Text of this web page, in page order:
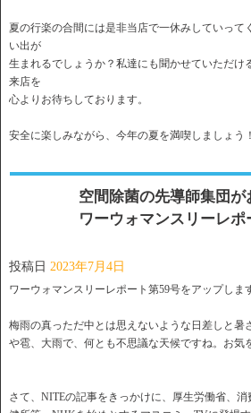
夏の行楽の合間には是非当店で一休みしていって
い出が
生まれるでしょうか？私達にも聞かせていただけ
来店を
心よりお待ちしております。
安全に楽しみながら、今年の夏を満喫しましょう！
空間除菌の先導師集団が
ワーウォマンスリーレポ
投稿日 2023年7月4日
ワーウォマンスリーレポート第59号をアップしま
梅雨の真っただ中とは思えないような日差しと暑
や雹、大雨で、何とも不思議な天候ですね。 お気
さて、NITEの記事をきっかけに、厚生労働省、 消